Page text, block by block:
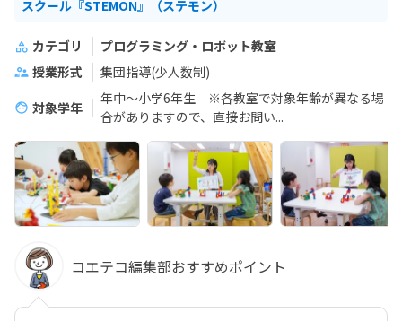
スクール『STEMON』（ステモン）
カテゴリ
プログラミング・ロボット教室
授業形式
集団指導(少人数制)
対象学年
年中～小学6年生 ※各教室で対象年齢が異なる場
合がありますので、直接お問い...
コエテコ編集部おすすめポイント